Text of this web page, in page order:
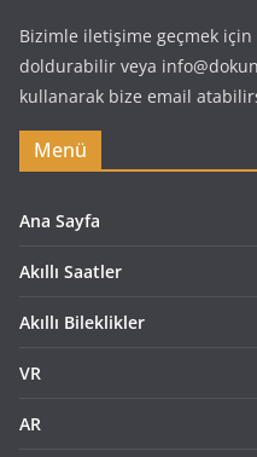
Bizimle iletişime geçmek için
doldurabilir veya
kullanarak bize email
Menü
Ana Sayfa
Akıllı Saatler
Akıllı Bileklikler
VR
AR